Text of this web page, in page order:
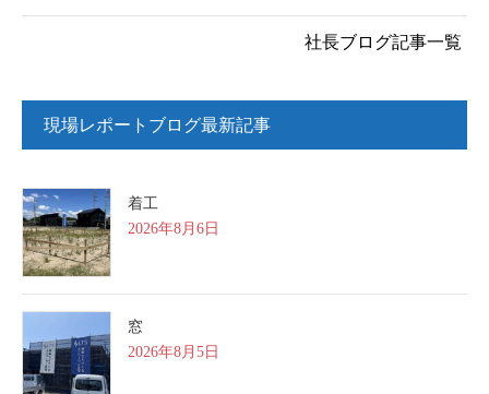
社長ブログ記事一覧
現場レポートブログ最新記事
着工
2026年8月6日
窓
2026年8月5日